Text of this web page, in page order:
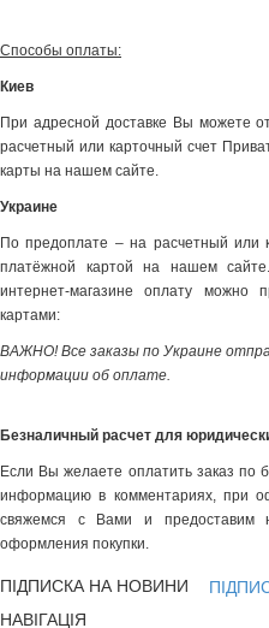
Способы оплаты:
Киев
При адресной доставке Вы можете
расчетный или карточный счет
карты на нашем сайте.
Украине
По предоплате – на расчетный или
платёжной картой на нашем
интернет-магазине оплату можно
картами:
ВАЖНО! Все заказы по Украине
информации об оплате.
Безналичный расчет для
Если Вы желаете оплатить заказ по
информацию в комментариях, при
свяжемся с Вами и предоставим
оформления покупки.
ПІДПИСКА НА НОВИНИ
НАВІГАЦІЯ